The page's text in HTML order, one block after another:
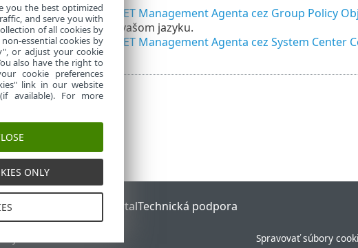
• Nasadenie ESET Management Agenta cez Group Policy
dostupný vo vašom jazyku.
• Nasadenie ESET Management Agenta cez System Center
Fórum ESET Status PortalTechnická podpora
vyhradené. Spravovať súbory
you the best optimized
and serve you with
of all cookies by
essential cookies by
or adjust your cookie
also have the right to
cookie preferences
link in our website
available). For more
ONLY